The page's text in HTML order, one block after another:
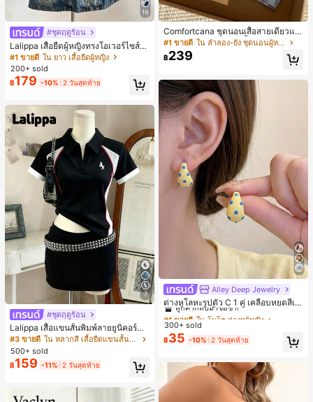
19
#ชุดฤดูร้อน
Lalippa เสื้อยืดผู้หญิงทรงโอเวอร์ไซส์ค
วามยาวกลาง คอกลม ไหล่ตก ลายพิมพ์
ตัวอักษรและลายทางแนวตั้ง สไตล์แฟชั่
นมินิมอล ของขวัญให้เพื่อน
#1 ขายดี ใน ยาว เสื้อยืดผู้หญิง
200+ sold
฿179 -10% 2 วันสุดท้าย
7
#ชุดฤดูร้อน
Lalippa เสื้อแขนสั้นพิมพ์ลายยูนิคอร์นล
ายทางสีตัดกันสำหรับผู้หญิง สไตล์วิทย
าลัย
#3 ขายดี
ใน หลากสี เสื้อยืดแขนสั้นเนื้อนุ่มสำหรับใส่ทุกวัน
500+ sold
฿159 -11% 2 วันสุดท้าย
Comfortcana ชุดนอนเสื้อสายเดี่ยวแต่
งระบายและกางเกงขาสั้นสำหรับผู้หญิง
#1 ขายดี ใน ลำลอง-ยัง ชุดนอนผู้หญิง
฿239
Alley Deep Jewelry
ต่างหูโลหะรูปตัว C 1 คู่ เคลือบหยดสีเห
ลือง ลายจุดสีน้ำเงิน สไตล์ยุโรปและอเม
ริกัน แฟชั่นส่วนตัว หวานและสง่างาม
สำหรับผู้หญิงและเด็กหญิง สำหรับการเ
ดินทาง งานแต่งงาน ปาร์ตี้ วันเกิด ของ
#1 ขายดี ใน โบโฮ ต่างหูผู้หญิง
ลูกค้ากลับมาซื้อซ้ำ!
#1 ขายดี ใน โบโฮ ต่างหูผู้หญิง
ลูกค้ากลับมาซื้อซ้ำ!
#1 ขายดี ใน โบโฮ ต่างหูผู้หญิง
ลูกค้ากลับมาซื้อซ้ำ!
#1 ขายดี ใน โบโฮ ต่างหูผู้หญิง
300+ sold
฿35 -10% 2 วันสุดท้าย